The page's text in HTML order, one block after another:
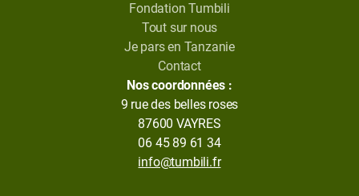
Fondation Tumbili
Tout sur nous
Je pars en Tanzanie
Contact
Nos coordonnées :
9 rue des belles roses
87600 VAYRES
06 45 89 61 34
info@tumbili.fr